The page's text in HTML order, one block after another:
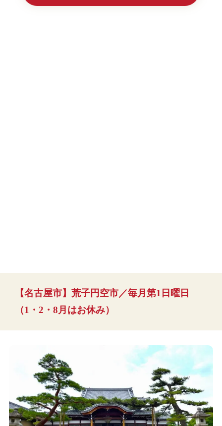
【名古屋市】荒子円空市／毎月第1日曜日
（1・2・8月はお休み）